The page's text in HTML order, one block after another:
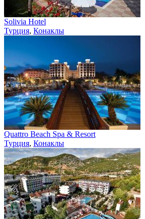
Solivia Hotel
Турция, Конаклы
Quattro Beach Spa & Resort
Турция, Конаклы